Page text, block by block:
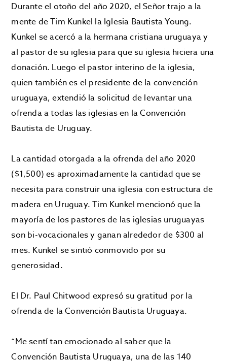
Durante el otoño del año 2020, el Señor trajo a la
mente de Tim Kunkel la Iglesia Bautista Young.
Kunkel se acercó a la hermana cristiana uruguaya y
al pastor de su iglesia para que su iglesia hiciera una
donación. Luego el pastor interino de la iglesia,
quien también es el presidente de la convención
uruguaya, extendió la solicitud de levantar una
ofrenda a todas las iglesias en la Convención
Bautista de Uruguay.
La cantidad otorgada a la ofrenda del año 2020
($1,500) es aproximadamente la cantidad que se
necesita para construir una iglesia con estructura de
madera en Uruguay. Tim Kunkel mencionó que la
mayoría de los pastores de las iglesias uruguayas
son bi-vocacionales y ganan alrededor de $300 al
mes. Kunkel se sintió conmovido por su
generosidad.
El Dr. Paul Chitwood expresó su gratitud por la
ofrenda de la Convención Bautista Uruguaya.
“Me sentí tan emocionado al saber que la
Convención Bautista Uruguaya, una de las 140